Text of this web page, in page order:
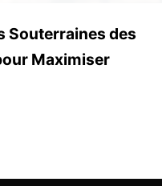
Souterraines des
Maximiser